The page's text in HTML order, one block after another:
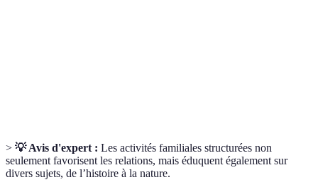
> 💡 Avis d'expert : Les activités familiales structurées non
seulement favorisent les relations, mais éduquent également sur
divers sujets, de l’histoire à la nature.